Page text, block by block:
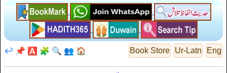
Eng
Ur-Latn
Book Store
🏠
👥
🔍
🧩
🅰️
📌
↩️